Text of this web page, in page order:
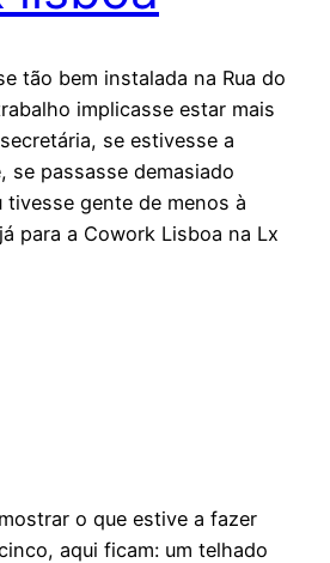
tão bem instalada na Rua do
implicasse estar mais
se estivesse a
se passasse demasiado
tivesse gente de menos à
para a Cowork Lisboa na Lx
o que estive a fazer
aqui ficam: um telhado